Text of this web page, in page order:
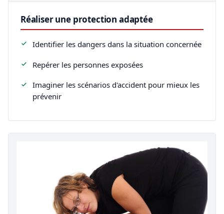
Réaliser une protection adaptée
Identifier les dangers dans la situation concernée
Repérer les personnes exposées
Imaginer les scénarios d'accident pour mieux les
prévenir